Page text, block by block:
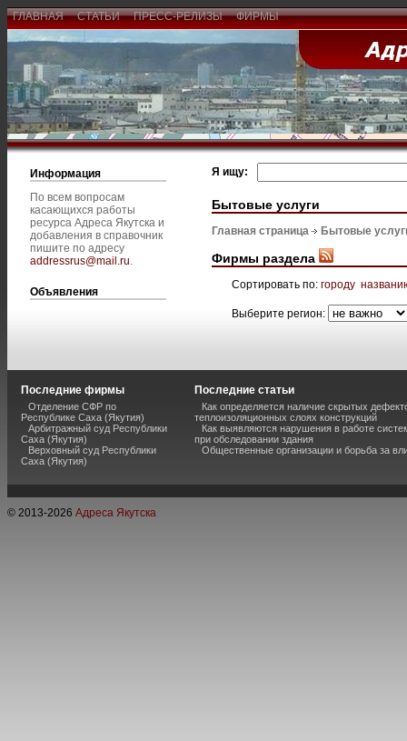
ГЛАВНАЯ СТАТЬИ ПРЕСС-РЕЛИЗЫ ФИРМЫ
Информация
По всем вопросам
касающихся работы
ресурса Адреса Якутска и
добавления в справочник
пишите по адресу
addressrus@mail.ru.
Объявления
Я ищу:
Бытовые услуги
Главная страница Бытовые
Фирмы раздела
Сортировать по: городу
Выберите регион:
Последние фирмы
Отделение СФР по
Республике Саха (Якутия)
Арбитражный суд Республики
Саха (Якутия)
Верховный суд Республики
Саха (Якутия)
Последние статьи
Как определяется наличие скрытых
теплоизоляционных слоях конструкций
Как выявляются нарушения в работе
при обследовании здания
Общественные организации и борьба за
© 2013-2026 Адреса Якутска